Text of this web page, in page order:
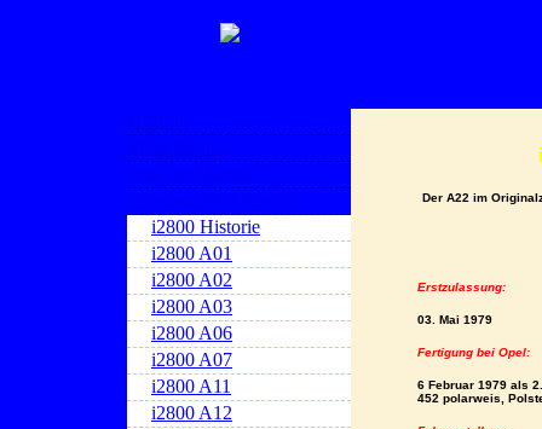
i2800 Historie
i2800 A01
i2800 A02
i2800 A03
i2800 A06
i2800 A07
i2800 A11
i2800 A12
Der A22 im
Erstzulassung:
03. Mai 1979
Fertigung bei Opel:
6 Februar 1979 als
452 polarweis,